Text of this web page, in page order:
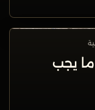
الوريدي والعافية
ما يجب